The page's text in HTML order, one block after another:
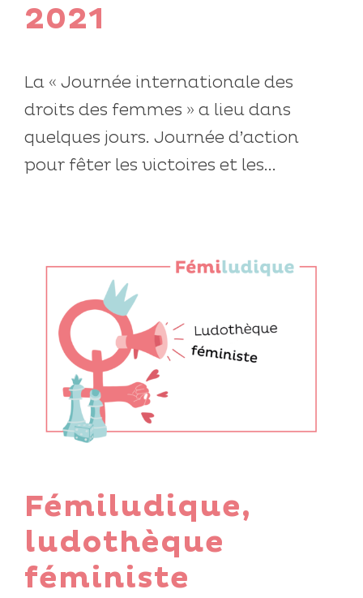
2021
La « Journée internationale des
droits des femmes » a lieu dans
quelques jours. Journée d’action
pour fêter les victoires et les...
Fémiludique,
ludothèque
féministe